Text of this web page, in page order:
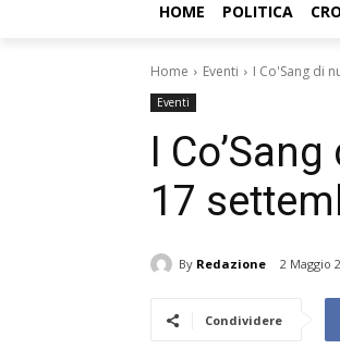
HOME POLITICA
Home Eventi I Co'Sang di
Eventi
I
17
By Redazione 2 Maggio
Condividere